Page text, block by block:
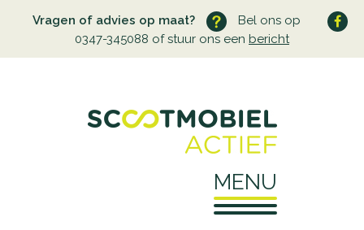
Vragen of advies op maat?
Bel ons op
0347-345088 of stuur ons een bericht
MENU